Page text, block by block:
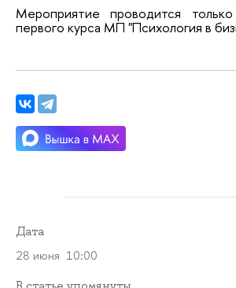
Мероприятие проводится
первого курса МП "Психология в
Дата
28 июня 10:00